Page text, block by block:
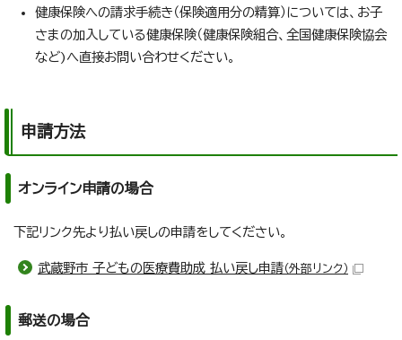
健康保険への請求手続き（保険適用分の精算）については、お子
さまの加入している健康保険（健康保険組合、全国健康保険協会
など)へ直接お問い合わせください。
申請方法
オンライン申請の場合
下記リンク先より払い戻しの申請をしてください。
武蔵野市 子どもの医療費助成 払い戻し申請（外部リンク）
郵送の場合